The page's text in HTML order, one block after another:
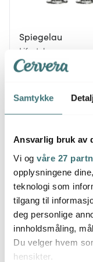
Samtykke
Ansvarlig bruk av
Vi og våre 27
opplysningene
teknologi som
tilgang til
deg personlige
innholdsmåling,
Du velger hvem
hensikter.
Spiegelau
Lifestyle
cocktail/coupeglass
cl 4 stk
412 kr 549 kr